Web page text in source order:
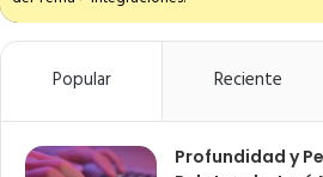
Popular Reciente
Profundidad y